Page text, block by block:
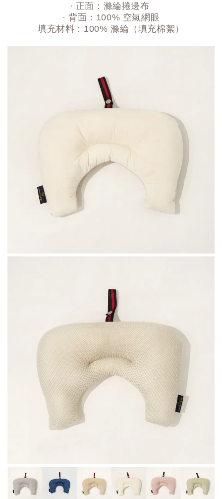
· 正面：滌綸捲邊布
· 背面：100% 空氣網眼
填充材料：100% 滌綸（填充棉絮）